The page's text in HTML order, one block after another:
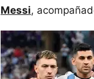
Messi,